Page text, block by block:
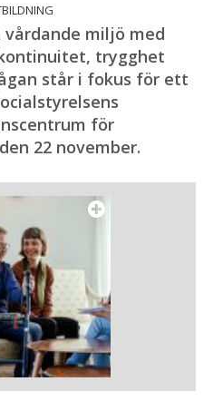
vårdande miljö med
trygghet
står i fokus för ett
för
22 november.